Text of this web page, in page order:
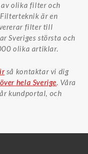
olika filter och
är en
filter till
Sveriges största och
olika artiklar.
så kontaktar vi dig
hela Sverige. Våra
kundportal, och